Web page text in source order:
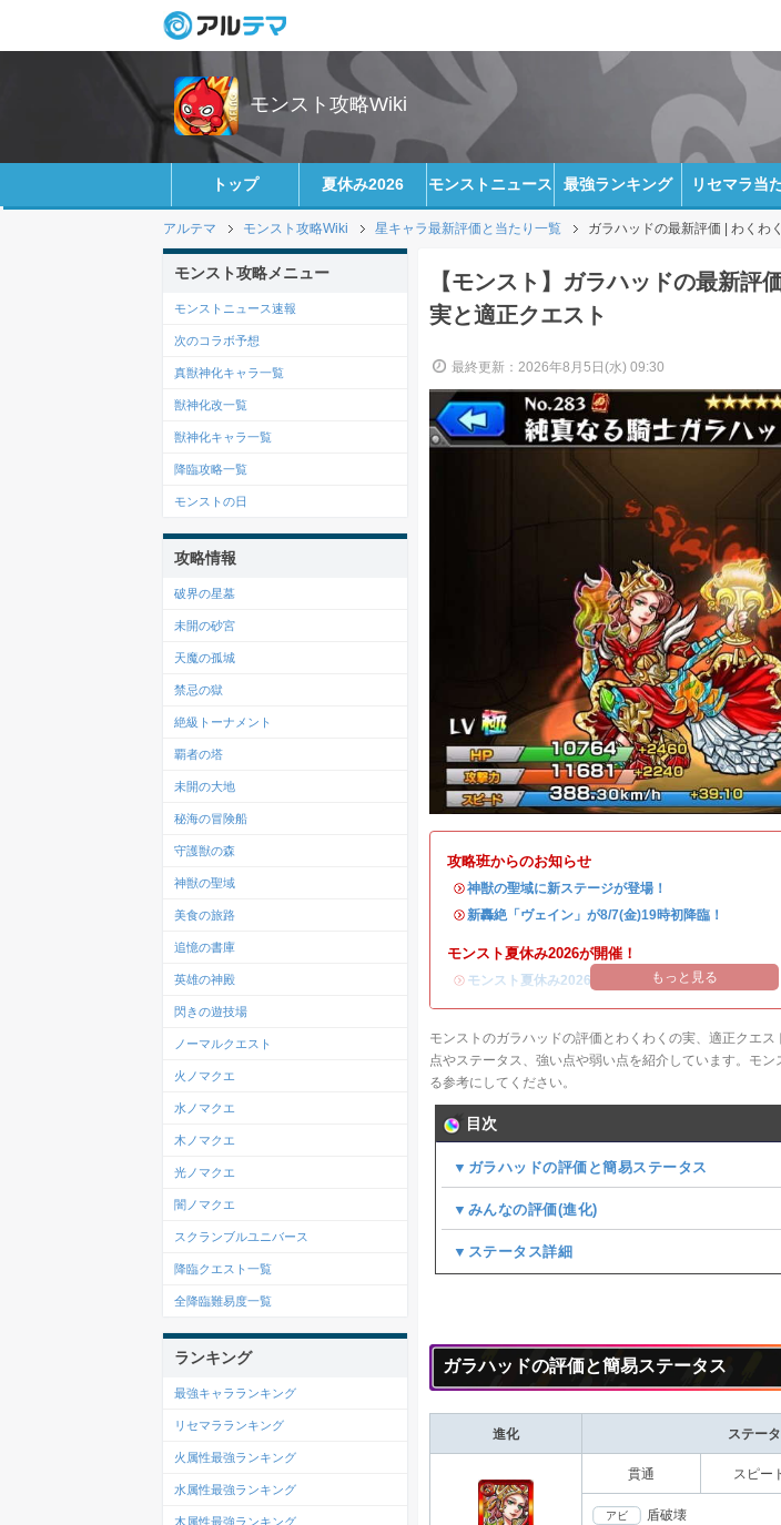
モンスト攻略Wiki
トップ 夏休み2026 モンストニュース 最強ランキング リセマラ当
アルテマ モンスト攻略Wiki 星キャラ最新評価と当たり一覧 ガラハッドの最新評価 | わくわ
【モンスト】ガラハッドの最新評
実と適正クエスト
最終更新：2026年8月5日(水) 09:30
攻略班からのお知らせ
・神獣の聖域に新ステージが登場！
・新轟絶「ヴェイン」が8/7(金)19時初降臨！
モンスト夏休み2026が開催！
・ モンスト夏休み2026当たり ガチャシミュ
もっと見る
モンストのガラハッドの評価とわくわくの実、適正クエス
点やステータス、強い点や弱い点を紹介しています。モ
る参考にしてください。
目次
▼ガラハッドの評価と簡易ステータス
▼みんなの評価(進化)
▼ステータス詳細
ガラハッドの評価と簡易ステータス
進化 ステー
貫通 スピー
アビ 盾破壊
モンスト攻略メニュー
モンストニュース速報
次のコラボ予想
真獣神化キャラ一覧
獣神化改一覧
獣神化キャラ一覧
降臨攻略一覧
モンストの日
攻略情報
破界の星墓
未開の砂宮
天魔の孤城
禁忌の獄
絶級トーナメント
覇者の塔
未開の大地
秘海の冒険船
守護獣の森
神獣の聖域
美食の旅路
追憶の書庫
英雄の神殿
閃きの遊技場
ノーマルクエスト
火ノマクエ
水ノマクエ
木ノマクエ
光ノマクエ
闇ノマクエ
スクランブルユニバース
降臨クエスト一覧
全降臨難易度一覧
ランキング
最強キャラランキング
リセマラランキング
火属性最強ランキング
水属性最強ランキング
木属性最強ランキング